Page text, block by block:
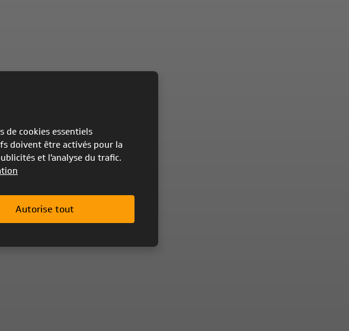
de cookies essentiels
doivent être activés pour la
et l'analyse du trafic.
Autorise tout